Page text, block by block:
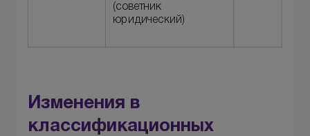
(советник
юридический)
Изменения в
классификационных